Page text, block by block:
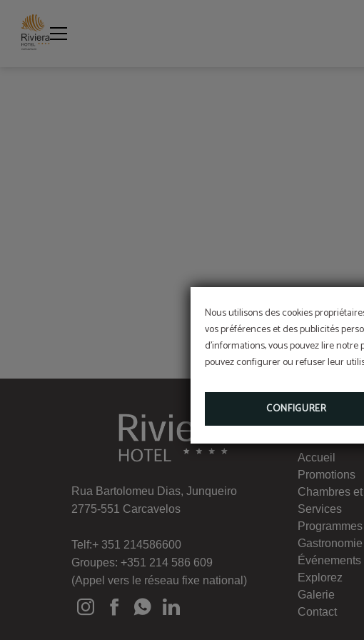
Nous utilisons des cookies
vos préférences et des publicités
d'informations, vous pouvez lire notre
pouvez configurer ou refuser leur
CONFIGURER
Rua Bartolomeu Dias, Junqueiro
2775-551 Carcavelos
Telf:+ 351 214586600
Groupes: +351 214 586 609
(Appel vers le réseau fixe national)
Menu
Accueil
Promotions
Chambres
Services
Gastronomie
Explorez
Galerie
Contact